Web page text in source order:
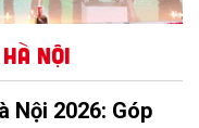
Nội
Nội 2026: Góp